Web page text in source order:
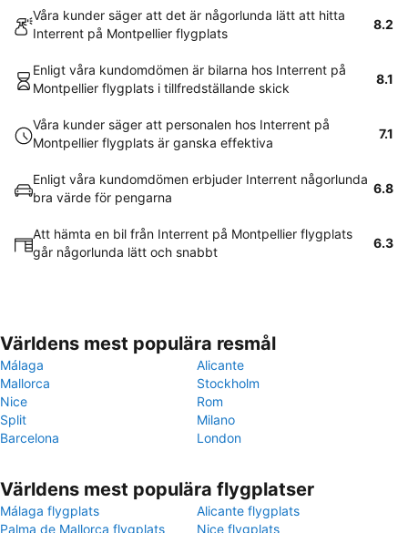
Våra kunder säger att det är någorlunda lätt att hitta
Interrent på Montpellier flygplats
8.2
Enligt våra kundomdömen är bilarna hos Interrent på
Montpellier flygplats i tillfredställande skick
8.1
Våra kunder säger att personalen hos Interrent på
Montpellier flygplats är ganska effektiva
7.1
Enligt våra kundomdömen erbjuder Interrent någorlunda
bra värde för pengarna
6.8
Att hämta en bil från Interrent på Montpellier flygplats
går någorlunda lätt och snabbt
6.3
Världens mest populära resmål
Málaga
Alicante
Mallorca
Stockholm
Nice
Rom
Split
Milano
Barcelona
London
Världens mest populära flygplatser
Málaga flygplats
Alicante flygplats
Palma de Mallorca flygplats
Nice flygplats